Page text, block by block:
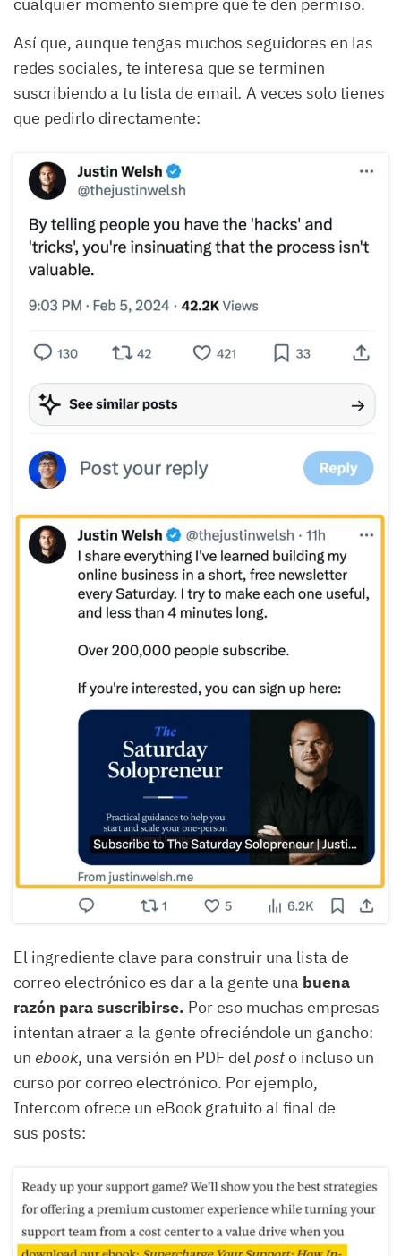
Así que, aunque tengas muchos seguidores en las
redes sociales, te interesa que se terminen
suscribiendo a tu lista de email. A veces solo tienes
que pedirlo directamente:
El ingrediente clave para construir una lista de
correo electrónico es dar a la gente una buena
razón para suscribirse. Por eso muchas empresas
intentan atraer a la gente ofreciéndole un gancho:
un ebook, una versión en PDF delposto incluso un
curso por correo electrónico. Por ejemplo,
Intercom ofrece un eBook gratuito al final de
sus posts: